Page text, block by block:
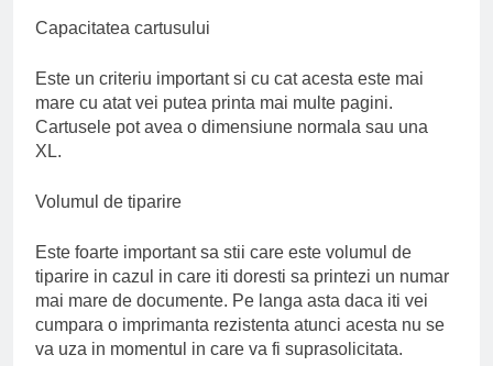
Capacitatea cartusului
Este un criteriu important si cu cat acesta este mai
mare cu atat vei putea printa mai multe pagini.
Cartusele pot avea o dimensiune normala sau una
XL.
Volumul de tiparire
Este foarte important sa stii care este volumul de
tiparire in cazul in care iti doresti sa printezi un numar
mai mare de documente. Pe langa asta daca iti vei
cumpara o imprimanta rezistenta atunci acesta nu se
va uza in momentul in care va fi suprasolicitata.